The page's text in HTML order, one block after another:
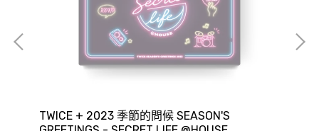
TWICE + 2023 季節的問候 SEASON'S